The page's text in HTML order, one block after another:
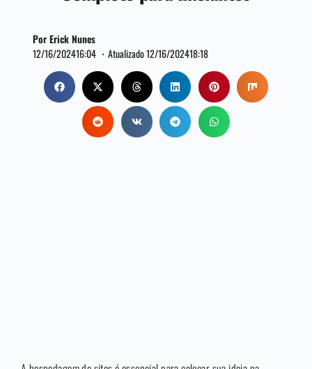
Por Erick Nunes
12/16/202416:04 ・ Atualizado 12/16/202418:18